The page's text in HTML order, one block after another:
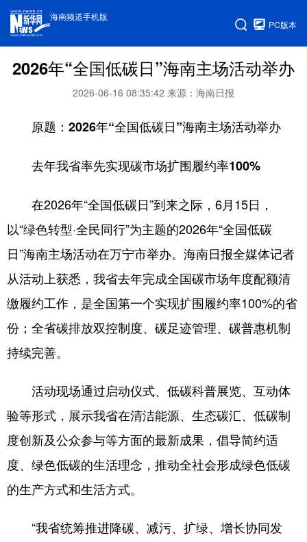
海南频道手机版
PC版本
2026年“全国低碳日”海南主场活动举办
2026-06-16 08:35:42 来源：海南日报
原题：2026年“全国低碳日”海南主场活动举办
去年我省率先实现碳市场扩围履约率100%
在2026年“全国低碳日”到来之际，6月15日，
以“绿色转型·全民同行”为主题的2026年“全国低碳
日”海南主场活动在万宁市举办。海南日报全媒体记者
从活动上获悉，我省去年完成全国碳市场年度配额清
缴履约工作，是全国第一个实现扩围履约率100%的省
份；全省碳排放双控制度、碳足迹管理、碳普惠机制
持续完善。
活动现场通过启动仪式、低碳科普展览、互动体
验等形式，展示我省在清洁能源、生态碳汇、低碳制
度创新及公众参与等方面的最新成果，倡导简约适
度、绿色低碳的生活理念，推动全社会形成绿色低碳
的生产方式和生活方式。
“我省统筹推进降碳、减污、扩绿、增长协同发